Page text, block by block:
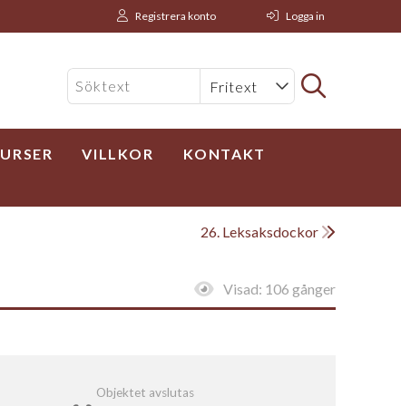
Registrera konto Logga in
VILLKOR KONTAKT
26. Leksaksdockor
Visad: 106 gånger
Objektet avslutas